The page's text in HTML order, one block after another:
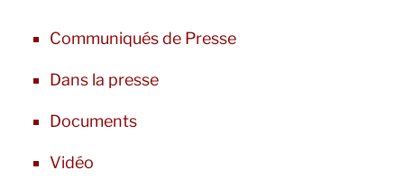
Communiqués de Presse
Dans la presse
Documents
Vidéo